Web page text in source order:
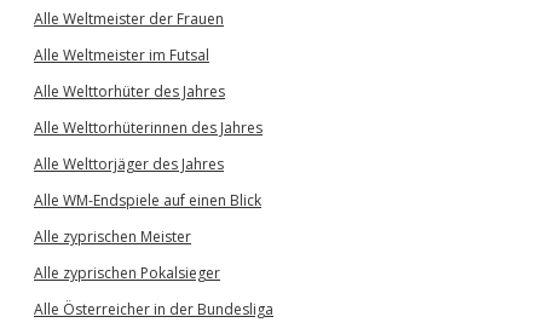
Alle Weltmeister der Frauen
Alle Weltmeister im Futsal
Alle Welttorhüter des Jahres
Alle Welttorhüterinnen des Jahres
Alle Welttorjäger des Jahres
Alle WM-Endspiele auf einen Blick
Alle zyprischen Meister
Alle zyprischen Pokalsieger
Alle Österreicher in der Bundesliga